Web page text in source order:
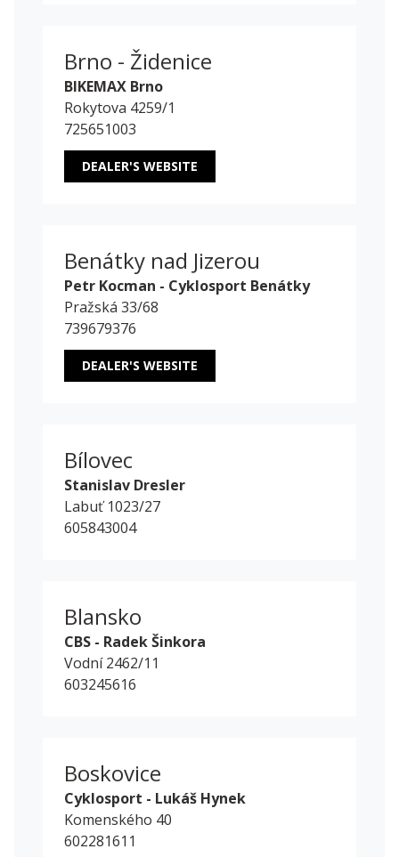
Brno - Židenice
BIKEMAX Brno
Rokytova 4259/1
725651003
DEALER'S WEBSITE
Benátky nad Jizerou
Petr Kocman - Cyklosport Benátky
Pražská 33/68
739679376
DEALER'S WEBSITE
Bílovec
Stanislav Dresler
Labuť 1023/27
605843004
Blansko
CBS - Radek Šinkora
Vodní 2462/11
603245616
Boskovice
Cyklosport - Lukáš Hynek
Komenského 40
602281611